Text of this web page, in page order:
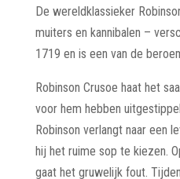
De wereldklassieker
muiters en kannibalen –
1719 en is een van de
Robinson Crusoe haat het
voor hem hebben
Robinson verlangt naar een
hij het ruime sop te kiezen.
gaat het gruwelijk fout.